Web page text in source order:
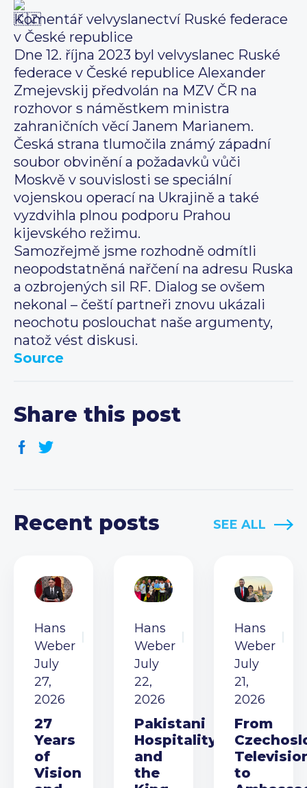
Komentář velvyslanectví Ruské federace
v České republice
Dne 12. října 2023 byl velvyslanec Ruské
federace v České republice Alexander
Zmejevskij předvolán na MZV ČR na
rozhovor s náměstkem ministra
zahraničních věcí Janem Marianem.
Česká strana tlumočila známý západní
soubor obvinění a požadavků vůči
Moskvě v souvislosti se speciální
vojenskou operací na Ukrajině a také
vyzdvihla plnou podporu Prahou
kijevského režimu.
Samozřejmě jsme rozhodně odmítli
neopodstatněná nařčení na adresu Ruska
a ozbrojených sil RF. Dialog se ovšem
nekonal – čeští partneři znovu ukázali
neochotu poslouchat naše argumenty,
natož vést diskusi.
Source
Share this post
Recent posts SEE ALL
Hans
Weber
July
27,
2026
27
Years
of
Vision
Hans
Weber
July
22,
2026
Pakistani
Hospitality
and
the
Hans
Weber
July
21,
2026
From
to